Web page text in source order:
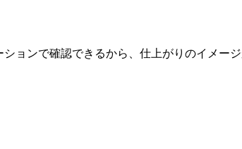
ョンで確認できるから、仕上がりのイメ